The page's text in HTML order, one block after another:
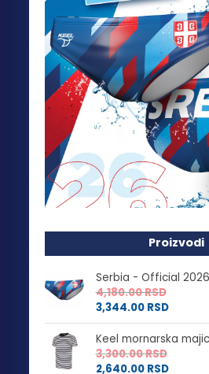
Proizvodi
Serbia - Official 2026
4,180.00RSD
3,344.00 RSD
Keel mornarska
3,300.00RSD
2,640.00 RSD